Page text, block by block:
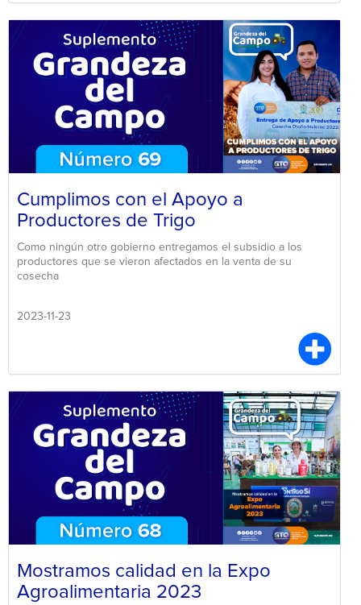
Cumplimos con el Apoyo a
Productores de Trigo
Como ningún otro gobierno entregamos el subsidio a los
productores que se vieron afectados en la venta de su
cosecha
2023-11-23
Mostramos calidad en la Expo
Agroalimentaria 2023